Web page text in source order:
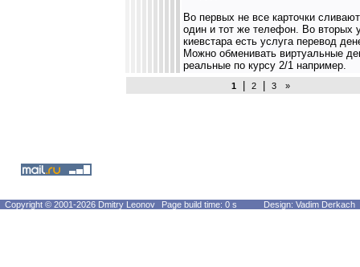
Во первых не все карточки
один и тот же телефон. Во вторых
киевстара есть услуга перевод
Можно обменивать виртуальные
реальные по курсу 2/1 например.
1 2 3 »
Copyright © 2001-2026 Dmitry Leonov Page build time: 0 s Design: Vadim Derkach